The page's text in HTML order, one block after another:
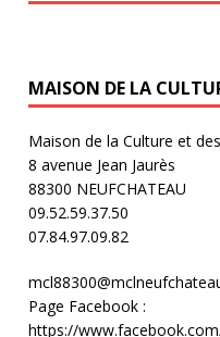
MAISON DE LA
Maison de la Culture et
8 avenue Jean Jaurès
88300 NEUFCHATEAU
09.52.59.37.50
07.84.97.09.82
Page Facebook :
https://